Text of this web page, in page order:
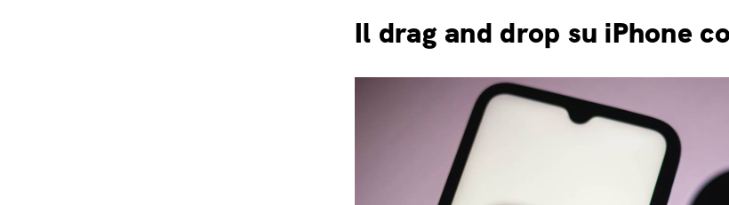
Il drag and drop su iPhone